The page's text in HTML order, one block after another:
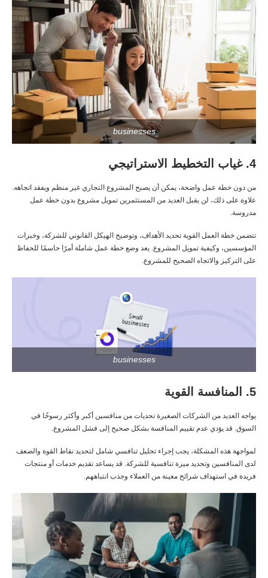
businesses
4. غياب التخطيط الاستراتيجي
من دون خطة عمل واضحة، يمكن أن يصبح المشروع التجاري غير منظم ويفقد اتجاهه.
علاوة على ذلك، لن يقبل العديد من المستثمرين تمويل مشروع بدون خطة عمل
مدروسة.
تتضمن خطة العمل القوية تحديد الأهداف، وتوضيح الهيكل القانوني للشركة، وخبرات
المؤسسين، وكيفية تمويل المشروع. يعد وضع خطة عمل شاملة أمرًا حاسمًا للحفاظ
على التركيز والاتجاه الصحيح للمشروع.
businesses
5. المنافسة القوية
يواجه العديد من الشركات الصغيرة تحديات من منافسين أكبر وأكثر رسوخًا في
السوق. قد يؤدي عدم تقييم المنافسة بشكل صحيح إلى فشل المشروع.
لمواجهة هذه المشكلة، يجب إجراء تحليل تنافسي شامل لتحديد نقاط القوة والضعف
لدى المنافسين وتحديد ميزة تنافسية للشركة. قد يساعد تقديم خدمات أو منتجات
فريدة في استهداف شرائح معينة من العملاء وجذب انتباههم.